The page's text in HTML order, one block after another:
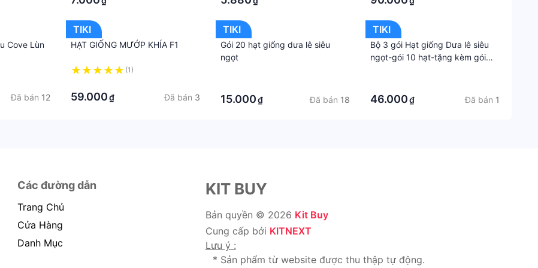
Cove Lùn
Đã bán 12
TIKI
HẠT GIỐNG MƯỚP KHÍA F1
(1)
59.000₫ Đã bán 3
TIKI
Gói 20 hạt giống dưa lê siêu
ngọt
15.000₫ Đã bán 18
TIKI
Bộ 3 gói Hạt giống Dưa lê siêu
ngọt-gói 10 hạt-tặng kèm gói
46.000₫ Đã bán 1
Các đường dẫn
Trang Chủ
Cửa Hàng
Danh Mục
KIT BUY
Bản quyền © 2026 Kit Buy
Cung cấp bởi KITNEXT
Lưu ý :
* Sản phẩm từ website được thu thập tự động.